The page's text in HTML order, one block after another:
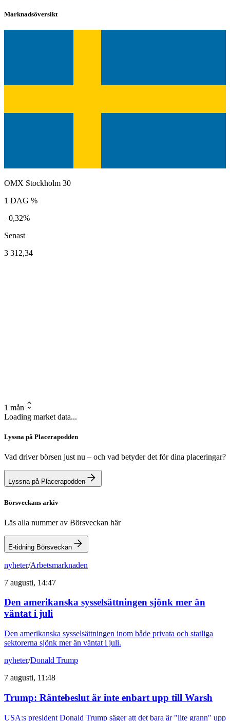
Marknadsöversikt
OMX Stockholm 30
1 DAG %
−0,32%
Senast
3 312,34
1 mån
Loading market data...
Lyssna på Placerapodden
Vad driver börsen just nu – och vad betyder det för dina placeringar?
Lyssna på Placerapodden
Börsveckans arkiv
Läs alla nummer av Börsveckan här
E-tidning Börsveckan
nyheter/Arbetsmarknaden
7 augusti, 14:47
Den amerikanska sysselsättningen sjönk mer än
väntat i juli
Den amerikanska sysselsättningen inom både privata och statliga
sektorerna sjönk mer än väntat i juli.
nyheter/Donald Trump
7 augusti, 11:48
Trump: Räntebeslut är inte enbart upp till Warsh
USA:s president Donald Trump säger att det bara är "lite grann" upp